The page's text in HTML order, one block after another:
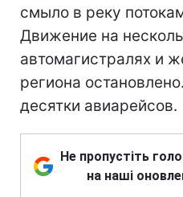
смыло в реку
Движение на
автомагистралях и
региона
десятки авиарейсов.
Не пропустіть
на наші